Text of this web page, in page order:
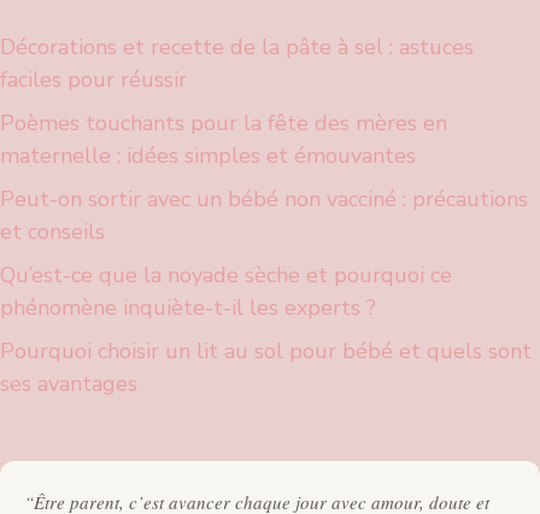
Décorations et recette de la pâte à sel : astuces
faciles pour réussir
Poèmes touchants pour la fête des mères en
maternelle : idées simples et émouvantes
Peut-on sortir avec un bébé non vacciné : précautions
et conseils
Qu’est-ce que la noyade sèche et pourquoi ce
phénomène inquiète-t-il les experts ?
Pourquoi choisir un lit au sol pour bébé et quels sont
ses avantages
“Être parent, c’est avancer chaque jour avec amour, doute et